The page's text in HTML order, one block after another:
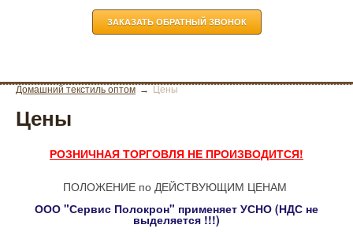
ЗАКАЗАТЬ ОБРАТНЫЙ ЗВОНОК
Домашний текстиль оптом Цены
Цены
РОЗНИЧНАЯ ТОРГОВЛЯ НЕ ПРОИЗВОДИТСЯ!
ПОЛОЖЕНИЕ по ДЕЙСТВУЮЩИМ ЦЕНАМ
ООО "Сервис Полокрон" применяет УСНО (НДС не
выделяется !!!)